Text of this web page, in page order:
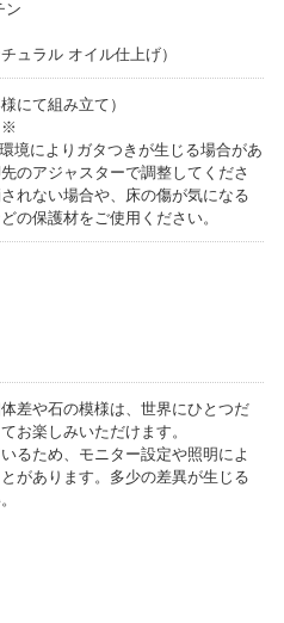
ン
ュラル オイル仕上げ）
にて組み立て）
※
境によりガタつきが生じる場合があ
のアジャスターで調整してくださ
れない場合や、床の傷が気になる
の保護材をご使用ください。
差や石の模様は、世界にひとつだ
お楽しみいただけます。
るため、モニター設定や照明によ
があります。多少の差異が生じる